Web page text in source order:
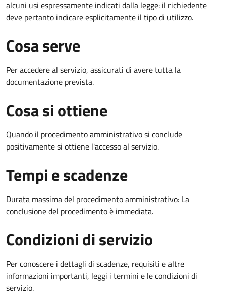
alcuni usi espressamente indicati dalla legge: il richiedente
deve pertanto indicare esplicitamente il tipo di utilizzo.
Cosa serve
Per accedere al servizio, assicurati di avere tutta la
documentazione prevista.
Cosa si ottiene
Quando il procedimento amministrativo si conclude
positivamente si ottiene l'accesso al servizio.
Tempi e scadenze
Durata massima del procedimento amministrativo: La
conclusione del procedimento è immediata.
Condizioni di servizio
Per conoscere i dettagli di scadenze, requisiti e altre
informazioni importanti, leggi i termini e le condizioni di
servizio.